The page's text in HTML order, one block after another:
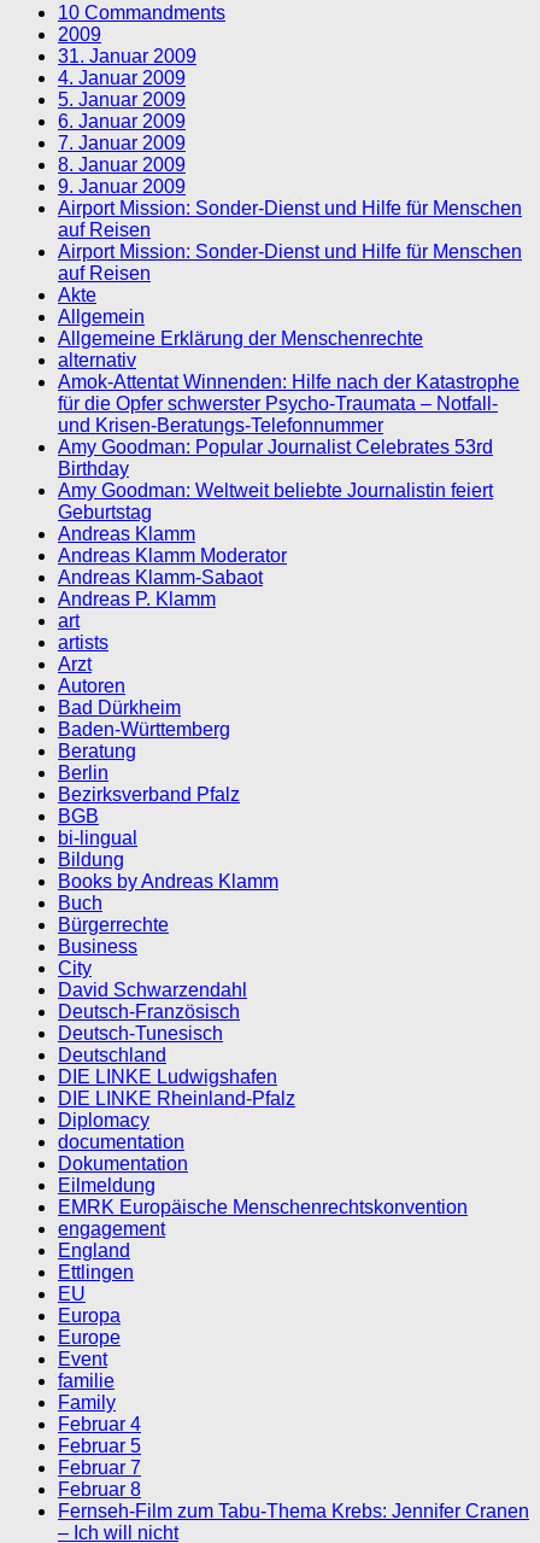
10 Commandments
2009
31. Januar 2009
4. Januar 2009
5. Januar 2009
6. Januar 2009
7. Januar 2009
8. Januar 2009
9. Januar 2009
Airport Mission: Sonder-Dienst und Hilfe für Menschen
auf Reisen
Airport Mission: Sonder-Dienst und Hilfe für Menschen
auf Reisen
Akte
Allgemein
Allgemeine Erklärung der Menschenrechte
alternativ
Amok-Attentat Winnenden: Hilfe nach der Katastrophe
für die Opfer schwerster Psycho-Traumata – Notfall-
und Krisen-Beratungs-Telefonnummer
Amy Goodman: Popular Journalist Celebrates 53rd
Birthday
Amy Goodman: Weltweit beliebte Journalistin feiert
Geburtstag
Andreas Klamm
Andreas Klamm Moderator
Andreas Klamm-Sabaot
Andreas P. Klamm
art
artists
Arzt
Autoren
Bad Dürkheim
Baden-Württemberg
Beratung
Berlin
Bezirksverband Pfalz
BGB
bi-lingual
Bildung
Books by Andreas Klamm
Buch
Bürgerrechte
Business
City
David Schwarzendahl
Deutsch-Französisch
Deutsch-Tunesisch
Deutschland
DIE LINKE Ludwigshafen
DIE LINKE Rheinland-Pfalz
Diplomacy
documentation
Dokumentation
Eilmeldung
EMRK Europäische Menschenrechtskonvention
engagement
England
Ettlingen
EU
Europa
Europe
Event
familie
Family
Februar 4
Februar 5
Februar 7
Februar 8
Fernseh-Film zum Tabu-Thema Krebs: Jennifer Cranen
– Ich will nicht